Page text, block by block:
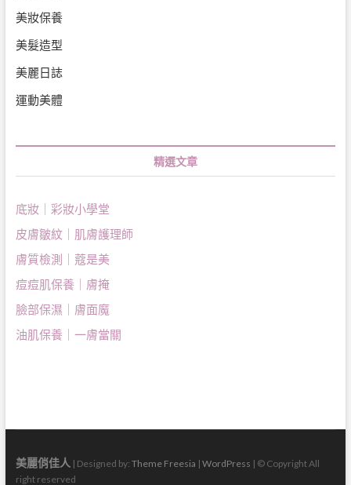
美妝保養
美髮造型
美麗日誌
運動美體
精選文章
底妝｜彩妝小學堂
皮膚皺紋｜肌膚護理師
膚質檢測｜蔻是美
痘痘肌保養｜膚掩
臉部保濕｜膚面魔
油肌保養｜一膚當關
美麗俏佳人| Designed by: Theme Freesia | WordPress | © Copyright All
right reserved